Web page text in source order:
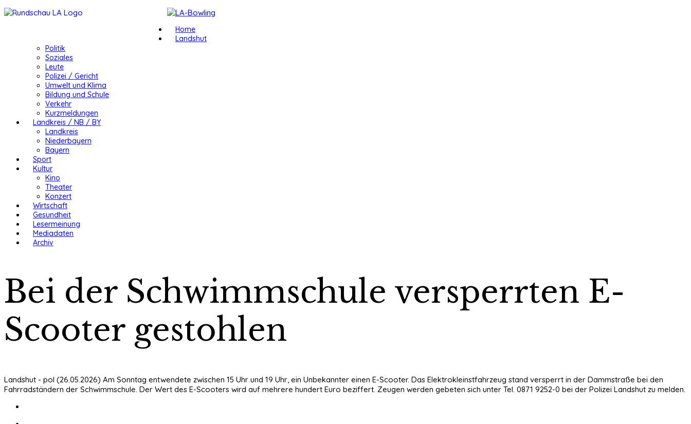
Home
Landshut
Politik
Soziales
Leute
Polizei / Gericht
Umwelt und Klima
Bildung und Schule
Verkehr
Kurzmeldungen
Landkreis / NB / BY
Landkreis
Niederbayern
Bayern
Sport
Kultur
Kino
Theater
Konzert
Wirtschaft
Gesundheit
Lesermeinung
Mediadaten
Archiv
Bei der Schwimmschule versperrten E-
Scooter gestohlen
Landshut - pol (26.05.2026) Am Sonntag entwendete zwischen 15 Uhr und 19 Uhr, ein Unbekannter einen E-Scooter. Das Elektrokleinstfahrzeug stand versperrt in der Dammstraße bei den
Fahrradständern der Schwimmschule. Der Wert des E-Scooters wird auf mehrere hundert Euro beziffert. Zeugen werden gebeten sich unter Tel. 0871 9252-0 bei der Polizei Landshut zu melden.